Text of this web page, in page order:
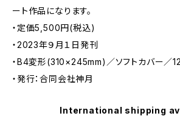
ート作品になります。
・定価5,500円(税込)
・2023年９月１日発刊
・B4変形(310×245mm)／ソフトカバー／
・発行：合同会社神月
International shipping